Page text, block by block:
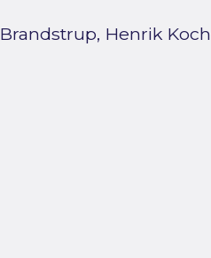
Brandstrup, Henrik Koch